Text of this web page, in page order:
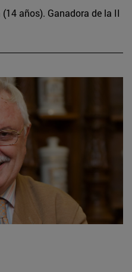
años). Ganadora de la II